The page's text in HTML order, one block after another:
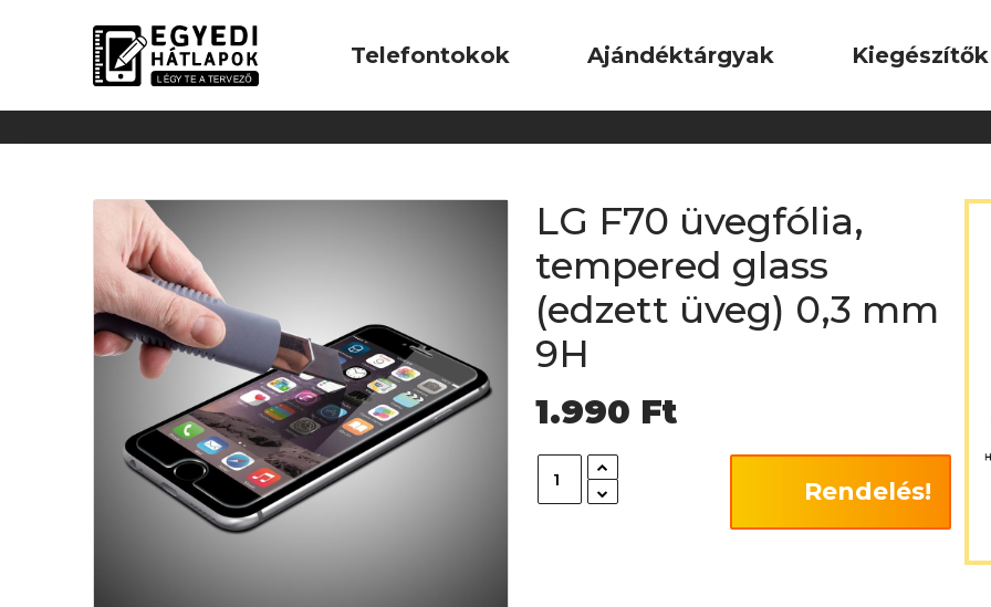
Telefontokok Ajándéktárgyak Kiegészítők
LG F70 üvegfólia,
tempered glass
(edzett üveg) 0,3 mm
9H
1.990 Ft
Rendelés!